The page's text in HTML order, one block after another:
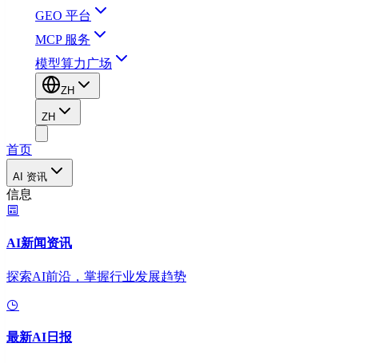
GEO 平台
MCP 服务
模型算力广场
ZH
ZH
首页
AI 资讯
信息
AI新闻资讯
探索AI前沿，掌握行业发展趋势
最新AI日报